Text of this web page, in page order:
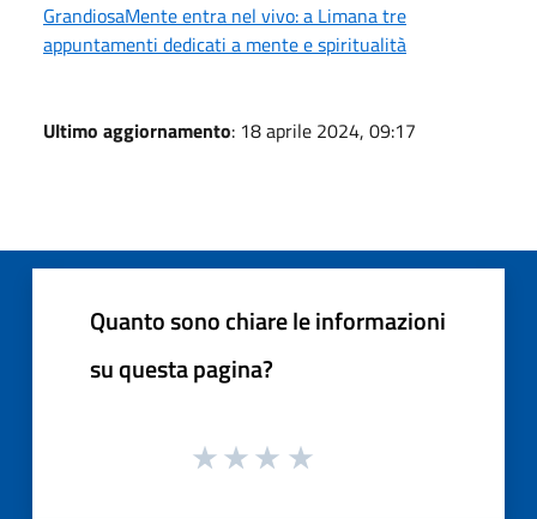
GrandiosaMente entra nel vivo: a Limana tre
appuntamenti dedicati a mente e spiritualità
Ultimo aggiornamento: 18 aprile 2024, 09:17
Quanto sono chiare le informazioni
su questa pagina?